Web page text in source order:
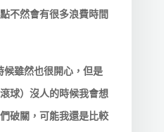
不然會有很多浪費時間
候雖然也很開心，但是
球）沒人的時候我會想
破關，可能我還是比較